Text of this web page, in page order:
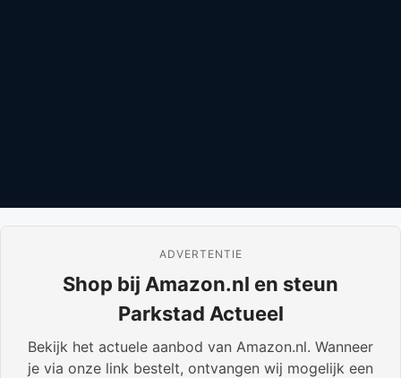
ADVERTENTIE
Shop bij Amazon.nl en steun
Parkstad Actueel
Bekijk het actuele aanbod van Amazon.nl. Wanneer
je via onze link bestelt, ontvangen wij mogelijk een